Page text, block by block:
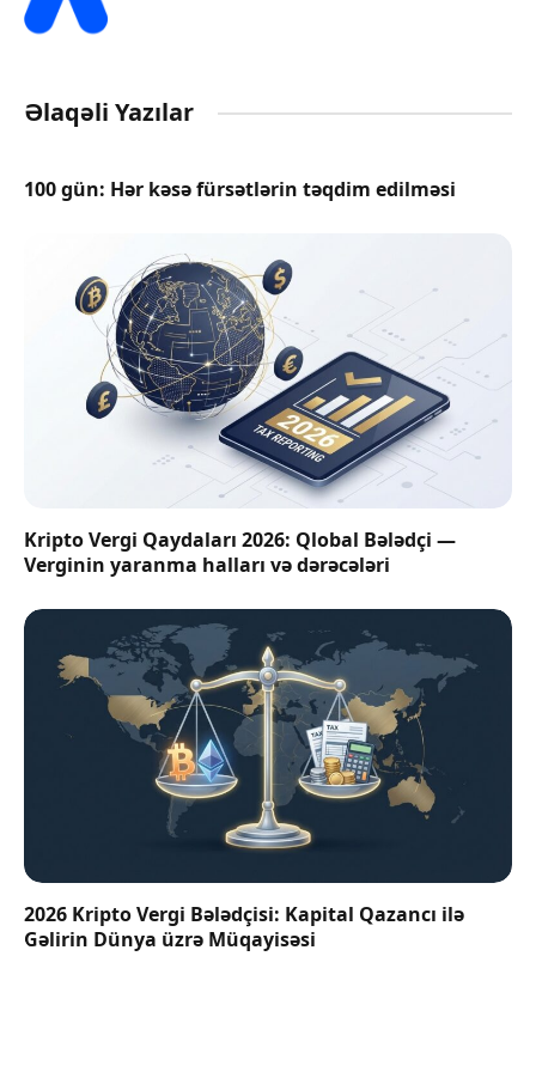
Əlaqəli Yazılar
100 gün: Hər kəsə fürsətlərin təqdim edilməsi
Kripto Vergi Qaydaları 2026: Qlobal Bələdçi —
Verginin yaranma halları və dərəcələri
2026 Kripto Vergi Bələdçisi: Kapital Qazancı ilə
Gəlirin Dünya üzrə Müqayisəsi